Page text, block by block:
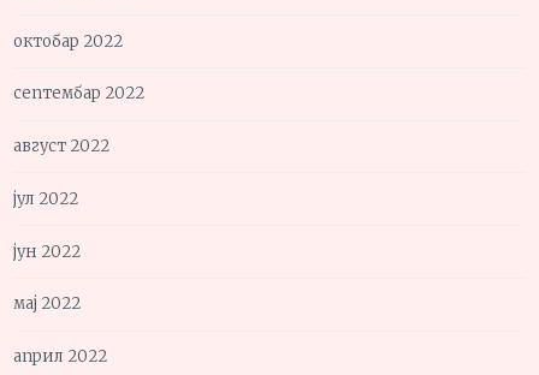
октобар 2022
септембар 2022
август 2022
јул 2022
јун 2022
мај 2022
април 2022